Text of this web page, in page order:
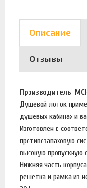
Описание
Отзывы
Производитель:
Душевой лоток
душевых кабинах и
Изготовлен в
противозапаховую
высокую пропускную
Нижняя часть
решетка и рамка из